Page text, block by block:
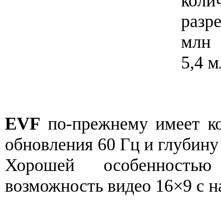
млн
5,4
EVF по-прежнему имеет
обновления 60 Гц и
Хорошей
возможность видео 16×9 с